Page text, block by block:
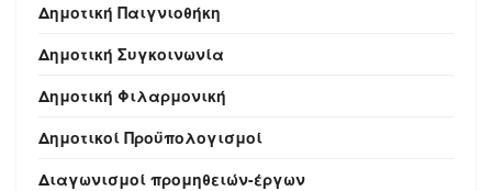
Δημοτική Παιγνιοθήκη
Δημοτική Συγκοινωνία
Δημοτική Φιλαρμονική
Δημοτικοί Προϋπολογισμοί
Διαγωνισμοί προμηθειών-έργων